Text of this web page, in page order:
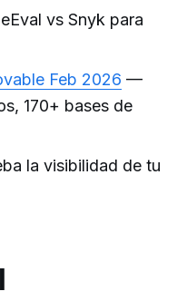
vs Snyk para
Feb 2026 —
170+ bases de
la visibilidad de tu